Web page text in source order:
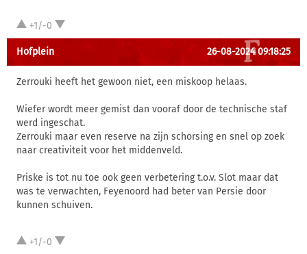
+1/-0
Hofplein 26-08-2024 09:18:25
Zerrouki heeft het gewoon niet, een miskoop helaas.
Wiefer wordt meer gemist dan vooraf door de technische staf
werd ingeschat.
Zerrouki maar even reserve na zijn schorsing en snel op zoek
naar creativiteit voor het middenveld.
Priske is tot nu toe ook geen verbetering t.o.v. Slot maar dat
was te verwachten, Feyenoord had beter van Persie door
kunnen schuiven.
+1/-0